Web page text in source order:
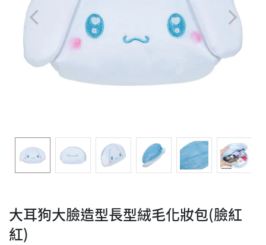
大耳狗大臉造型長型絨毛化妝包(臉紅
紅)